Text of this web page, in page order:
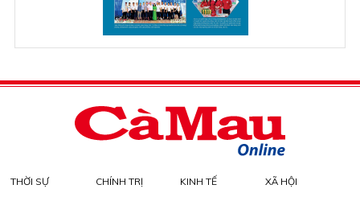
THỜI SỰ CHÍNH TRỊ KINH TẾ XÃ HỘI